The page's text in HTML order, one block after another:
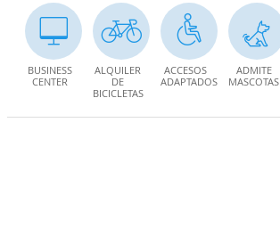
BUSINESS
CENTER
ALQUILER
DE
BICICLETAS
ACCESOS
ADAPTADOS
ADMITE
MASCOTAS